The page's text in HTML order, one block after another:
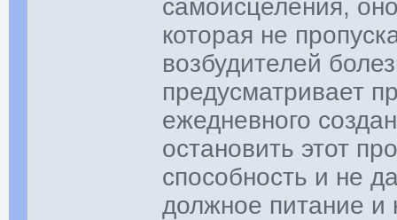
самоисцеления,
которая не
возбудителей
предусматривает
ежедневного
остановить этот
способность и не
должное питание и